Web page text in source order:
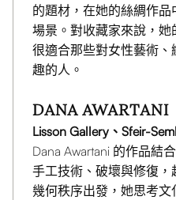
的題材，在她的絲綢作
場景。對收藏家來說，
很適合那些對女性藝術
趣的人。
DANA AWARTANI
Lisson Gallery、Sfeir-
Dana Awartani 的作品結
手工技術、破壞與修復
幾何秩序出發，她思考